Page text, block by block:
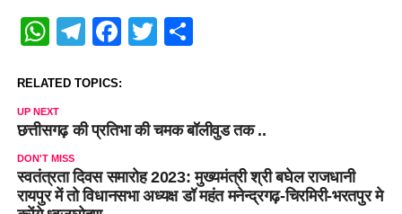
WhatsApp
Telegram
Facebook
Twitter
Share
RELATED TOPICS:
UP NEXT
छत्तीसगढ़ की प्रतिभा की चमक बॉलीवुड तक ..
DON'T MISS
स्वतंत्रता दिवस समारोह 2023: मुख्यमंत्री श्री बघेल राजधानी
रायपुर में तो विधानसभा अध्यक्ष डॉ महंत मनेन्द्रगढ़-चिरमिरी-भरतपुर मे